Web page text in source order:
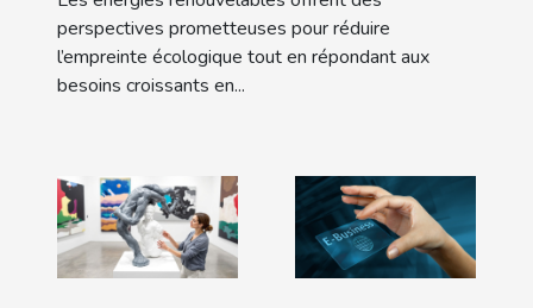
perspectives prometteuses pour réduire
l’empreinte écologique tout en répondant aux
besoins croissants en...